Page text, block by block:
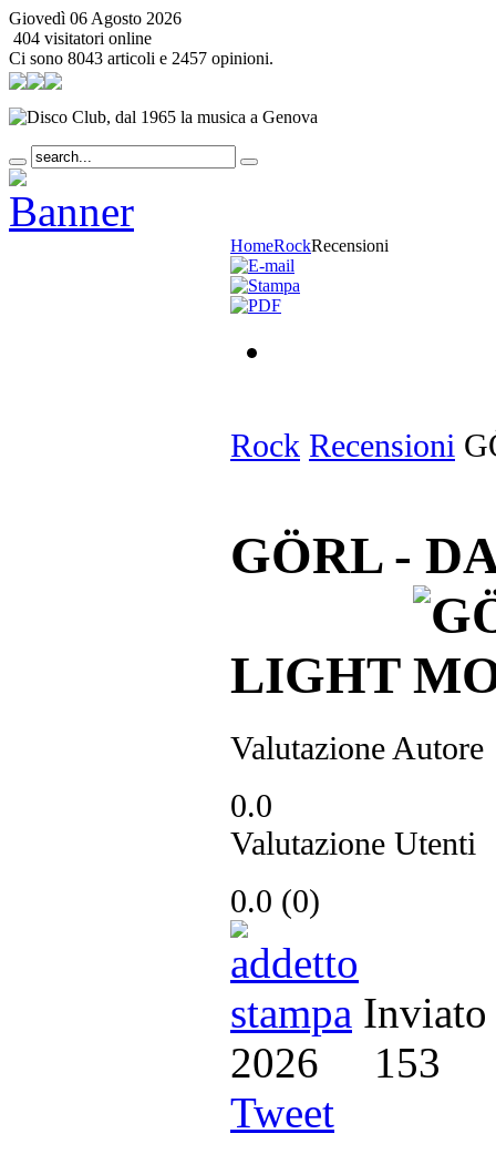
Giovedì 06 Agosto 2026
404 visitatori online
Ci sono 8043 articoli e 2457 opinioni.
HomeRockRecensioni
Rock Recensioni
GÖRL -
LIGHT
Valutazione Autore
0.0
Valutazione Utenti
0.0 (0)
2026 153
Tweet